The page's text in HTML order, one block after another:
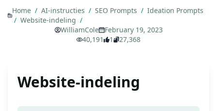
Home / AI-instructies / SEO Prompts / Ideation Prompts
/ Website-indeling /
WilliamCole
February 19, 2023
40,191
1 27,368
Website-indeling